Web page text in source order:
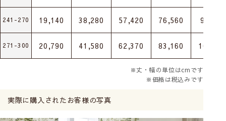
241-270 19,140 38,280 57,420 76,560 95,700
271-300 20,790 41,580 62,370 83,160
※丈・幅の単位はcmです
※価格は税込みです
実際に購入されたお客様の写真